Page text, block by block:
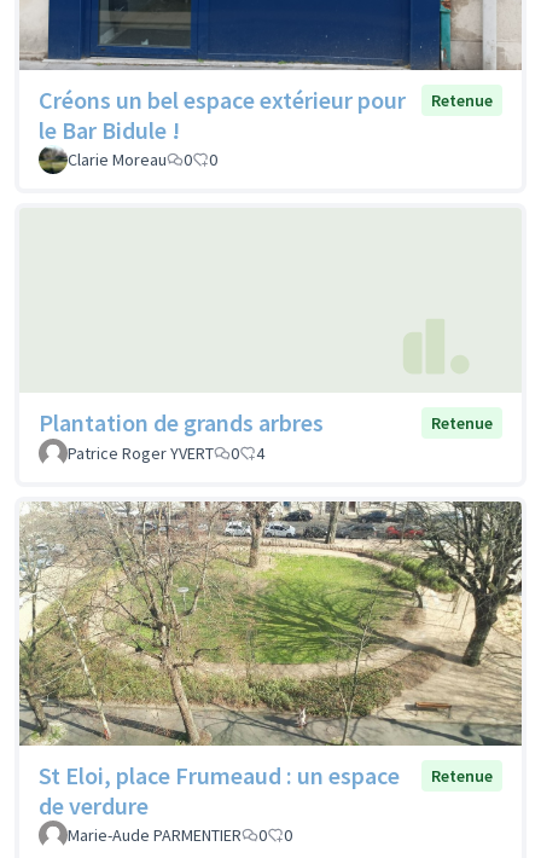
Créons un bel espace extérieur pour
le Bar Bidule !
Retenue
Clarie Moreau 0 0
Plantation de grands arbres
Retenue
Patrice Roger YVERT
0 4
St Eloi, place Frumeaud : un espace
de verdure
Retenue
Marie-Aude PARMENTIER 0 0